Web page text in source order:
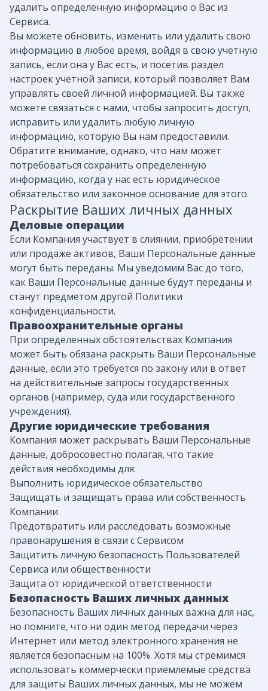
удалить определенную информацию о Вас из
Сервиса.
Вы можете обновить, изменить или удалить свою
информацию в любое время, войдя в свою учетную
запись, если она у Вас есть, и посетив раздел
настроек учетной записи, который позволяет Вам
управлять своей личной информацией. Вы также
можете связаться с нами, чтобы запросить доступ,
исправить или удалить любую личную
информацию, которую Вы нам предоставили.
Обратите внимание, однако, что нам может
потребоваться сохранить определенную
информацию, когда у нас есть юридическое
обязательство или законное основание для этого.
Раскрытие Ваших личных данных
Деловые операции
Если Компания участвует в слиянии, приобретении
или продаже активов, Ваши Персональные данные
могут быть переданы. Мы уведомим Вас до того,
как Ваши Персональные данные будут переданы и
станут предметом другой Политики
конфиденциальности.
Правоохранительные органы
При определенных обстоятельствах Компания
может быть обязана раскрыть Ваши Персональные
данные, если это требуется по закону или в ответ
на действительные запросы государственных
органов (например, суда или государственного
учреждения).
Другие юридические требования
Компания может раскрывать Ваши Персональные
данные, добросовестно полагая, что такие
действия необходимы для:
Выполнить юридическое обязательство
Защищать и защищать права или собственность
Компании
Предотвратить или расследовать возможные
правонарушения в связи с Сервисом
Защитить личную безопасность Пользователей
Сервиса или общественности
Защита от юридической ответственности
Безопасность Ваших личных данных
Безопасность Ваших личных данных важна для нас,
но помните, что ни один метод передачи через
Интернет или метод электронного хранения не
является безопасным на 100%. Хотя мы стремимся
использовать коммерчески приемлемые средства
для защиты Ваших личных данных, мы не можем